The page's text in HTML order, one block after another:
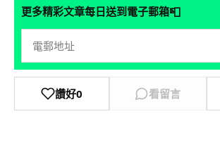
更多精彩文章每日送到電子郵箱📮
讚好0 看留言